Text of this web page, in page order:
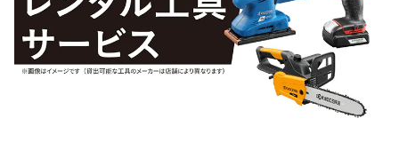
以上の場所は避けて保管してください。(液
状になり、漏れ等が発生する原因になりま
す)